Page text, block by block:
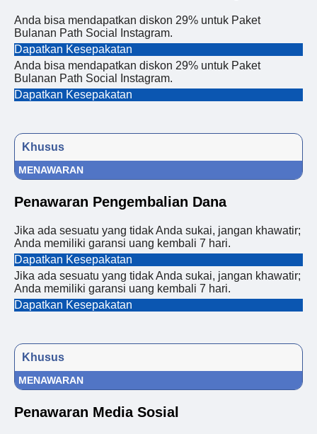
Anda bisa mendapatkan diskon 29% untuk Paket
Bulanan Path Social Instagram.
Dapatkan Kesepakatan
Anda bisa mendapatkan diskon 29% untuk Paket
Bulanan Path Social Instagram.
Dapatkan Kesepakatan
Khusus
MENAWARAN
Penawaran Pengembalian Dana
Jika ada sesuatu yang tidak Anda sukai, jangan khawatir;
Anda memiliki garansi uang kembali 7 hari.
Dapatkan Kesepakatan
Jika ada sesuatu yang tidak Anda sukai, jangan khawatir;
Anda memiliki garansi uang kembali 7 hari.
Dapatkan Kesepakatan
Khusus
MENAWARAN
Penawaran Media Sosial